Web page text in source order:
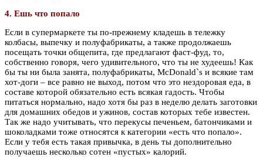
4. Ешь что попало
Если в супермаркете ты по-прежнему кладешь в тележку
колбасы, выпечку и полуфабрикаты, а также продолжаешь
посещать точки общепита, где предлагают фаст-фуд, то,
собственно говоря, чего удивительного, что ты не худеешь! Как
бы ты ни была занята, полуфабрикаты, McDonald`s и всякие там
хот-доги – все равно не выход, потом что это нездоровая еда, в
составе которой обязательно есть всякая гадость. Чтобы
питаться нормально, надо хотя бы раз в неделю делать заготовки
для домашних обедов и ужинов, состав которых тебе известен.
Так же надо учитывать, что перекусы печеньем, батончиками и
шоколадками тоже относятся к категории «есть что попало».
Если у тебя есть такая привычка, в день ты дополнительно
получаешь несколько сотен «пустых» калорий.